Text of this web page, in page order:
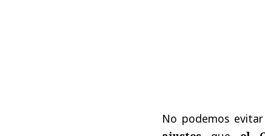
No podemos